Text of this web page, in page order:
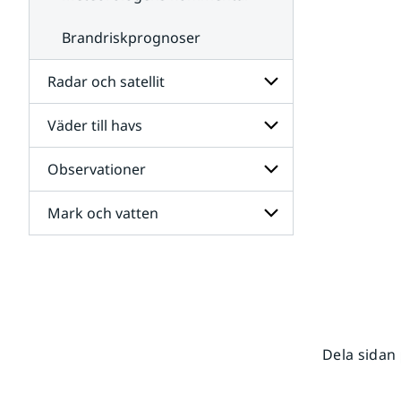
Brandriskprognoser
Radar och satellit
Undersidor
för
Radar
och
satellit
Väder till havs
Undersidor
för
Väder
till
havs
Observationer
Undersidor
för
Mark och vatten
Dela sidan